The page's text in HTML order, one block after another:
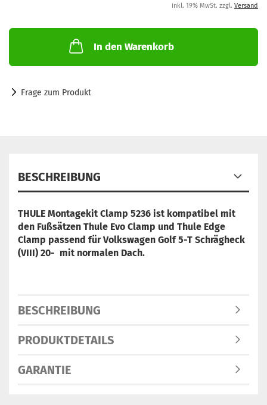
inkl. 19% MwSt. zzgl. Versand
In den Warenkorb
Frage zum Produkt
BESCHREIBUNG
THULE Montagekit Clamp 5236 ist kompatibel mit
den Fußsätzen Thule Evo Clamp und Thule Edge
Clamp passend für Volkswagen Golf 5-T Schrägheck
(VIII) 20- mit normalen Dach.
BESCHREIBUNG
PRODUKTDETAILS
GARANTIE